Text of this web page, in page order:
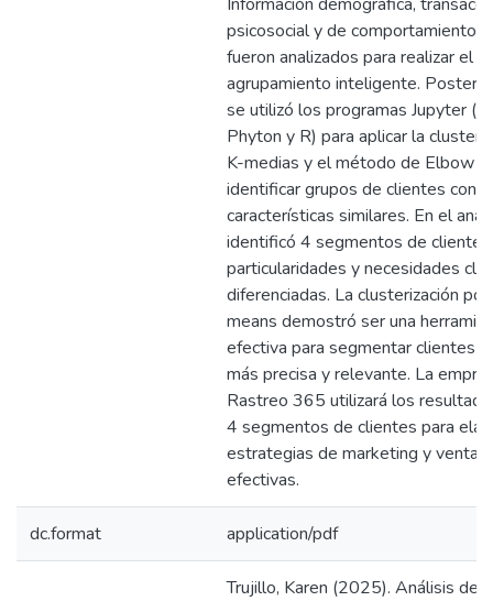
psicosocial y de comportamiento
fueron analizados para realizar el
agrupamiento inteligente.
se utilizó los programas Jupyter
Phyton y R) para aplicar la
K-medias y el método de Elbow
identificar grupos de clientes con
características similares. En el
identificó 4 segmentos de
particularidades y necesidades
diferenciadas. La clusterización
means demostró ser una
efectiva para segmentar clientes
más precisa y relevante. La
Rastreo 365 utilizará los
4 segmentos de clientes para
estrategias de marketing y ventas
efectivas.
dc.format application/pdf
Trujillo, Karen (2025). Análisis del